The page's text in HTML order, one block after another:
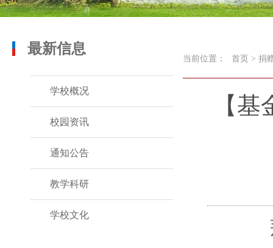
最新信息
学校概况
校园资讯
通知公告
教学科研
学校文化
当前位置： 首页 > 捐
【